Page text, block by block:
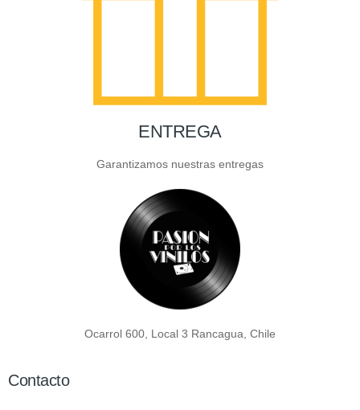
ENTREGA
Garantizamos nuestras entregas
Ocarrol 600, Local 3 Rancagua, Chile
Contacto